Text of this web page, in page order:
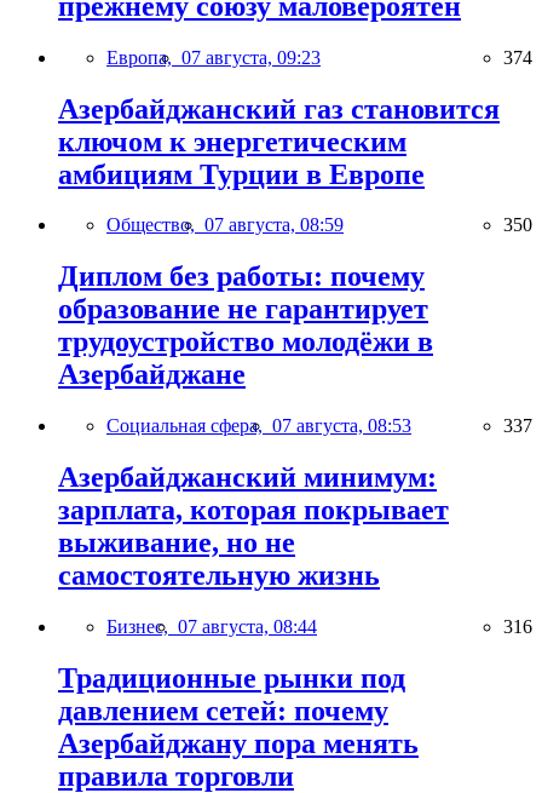
Европа, 07 августа, 09:23 374
Азербайджанский газ становится
ключом к энергетическим
амбициям Турции в Европе
Общество, 07 августа, 08:59 350
Диплом без работы: почему
образование не гарантирует
трудоустройство молодёжи в
Азербайджане
Социальная сфера, 07 августа, 08:53 337
Азербайджанский минимум:
зарплата, которая покрывает
выживание, но не
самостоятельную жизнь
Бизнес, 07 августа, 08:44 316
Традиционные рынки под
давлением сетей: почему
Азербайджану пора менять
правила торговли